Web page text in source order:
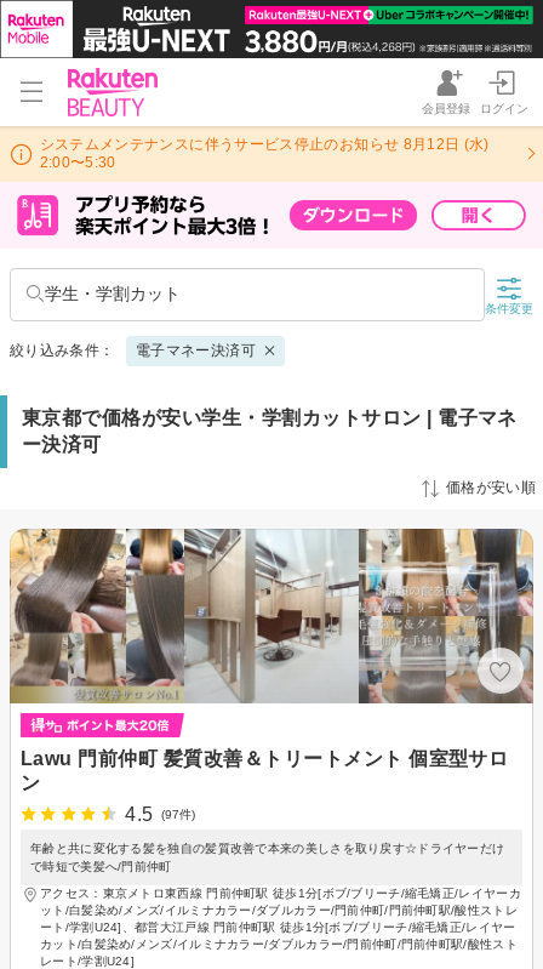
会員登録 ログイン
システムメンテナンスに伴うサービス停止のお知らせ 8月12日 (水)
2:00〜5:30
学生・学割カット
条件変更
絞り込み条件： 電子マネー決済可
東京都で価格が安い学生・学割カットサロン | 電子マネ
ー決済可
価格が安い順
Lawu 門前仲町 髪質改善＆トリートメント 個室型サロ
ン
4.5
(97件)
年齢と共に変化する髪を独自の髪質改善で本来の美しさを取り戻す☆ドライヤーだけ
で時短で美髪へ/門前仲町
アクセス：東京メトロ東西線 門前仲町駅 徒歩1分[ボブ/ブリーチ/縮毛矯正/レイヤーカ
ット/白髪染め/メンズ/イルミナカラー/ダブルカラー/門前仲町/門前仲町駅/酸性ストレ
ート/学割U24]、都営大江戸線 門前仲町駅 徒歩1分[ボブ/ブリーチ/縮毛矯正/レイヤー
カット/白髪染め/メンズ/イルミナカラー/ダブルカラー/門前仲町/門前仲町駅/酸性スト
レート/学割U24]